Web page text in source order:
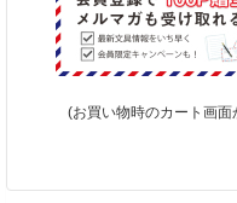
(お買い物時のカート画